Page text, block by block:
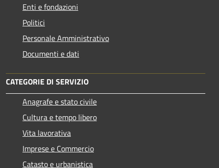
Enti e fondazioni
Politici
Personale Amministrativo
Documenti e dati
CATEGORIE DI SERVIZIO
Anagrafe e stato civile
Cultura e tempo libero
Vita lavorativa
Imprese e Commercio
Catasto e urbanistica